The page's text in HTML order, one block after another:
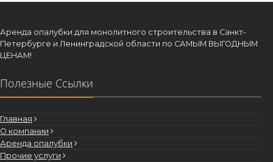
Аренда опалубки для монолитного строительства в Санкт-
Петербурге и Ленинградской области по САМЫМ ВЫГОДНЫМ
ЦЕНАМ!
Полезные Ссылки
Главная
О компании
Аренда опалубки
Прочие услуги